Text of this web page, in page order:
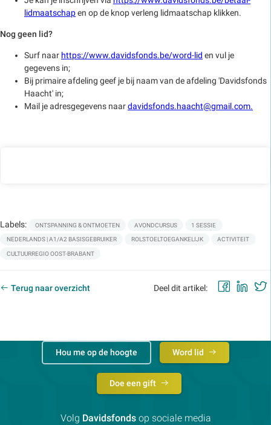
lidmaatschapen op de knop verleng lidmaatschap klikken.
Nog geen lid?
Surf naar https://www.davidsfonds.be/word-lid en vul je
gegevens in;
Bij primaire afdeling geef je bij naam van de afdeling 'Davidsfonds
Haacht' in;
Mail je adresgegevens naardavidsfonds.haacht@gmail.com.
Labels: ONTSPANNING & ONTMOETEN AVONDCURSUS 1 SESSIE
NEDERLANDS | A1/A2 BASISGEBRUIKER ROLSTOELTOEGANKELIJK ACTIVITEIT
CULTUURREGIO OOST-BRABANT
Terug naar overzicht Deel dit artikel:
Hou me op de hoogte Word lid
Doe een gift
Volg Davidsfondsop sociale media